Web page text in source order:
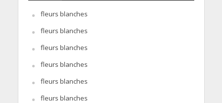
fleurs blanches
fleurs blanches
fleurs blanches
fleurs blanches
fleurs blanches
fleurs blanches